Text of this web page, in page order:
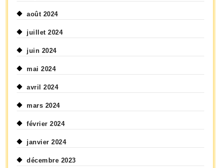
août 2024
juillet 2024
juin 2024
mai 2024
avril 2024
mars 2024
février 2024
janvier 2024
décembre 2023